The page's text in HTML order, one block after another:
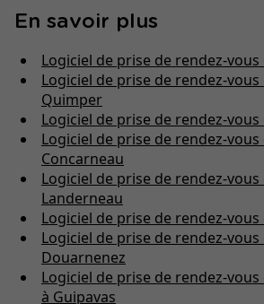
En savoir plus
Logiciel de prise de rendez-
Logiciel de prise de rendez-vous
Quimper
Logiciel de prise de rendez-
Logiciel de prise de rendez-vous
Concarneau
Logiciel de prise de rendez-vous
Landerneau
Logiciel de prise de rendez-
Logiciel de prise de rendez-vous
Douarnenez
Logiciel de prise de rendez-vous
à Guipavas